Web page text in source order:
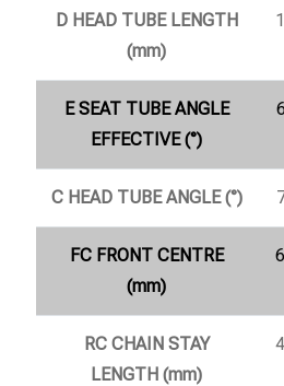
D HEAD TUBE LENGTH
(mm)
E SEAT TUBE ANGLE
EFFECTIVE (°)
C HEAD TUBE ANGLE (°)
FC FRONT CENTRE
(mm)
RC CHAIN STAY
LENGTH (mm)